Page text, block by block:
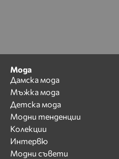
Мода
Дамска мода
Мъжка мода
Детска мода
Модни тенденции
Колекции
Интервю
Модни съвети